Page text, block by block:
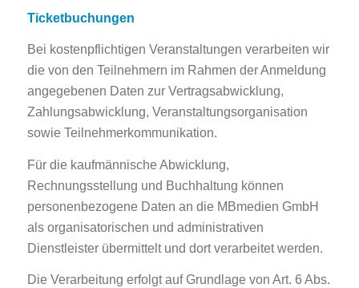
Ticketbuchungen
Bei kostenpflichtigen Veranstaltungen verarbeiten wir
die von den Teilnehmern im Rahmen der Anmeldung
angegebenen Daten zur Vertragsabwicklung,
Zahlungsabwicklung, Veranstaltungsorganisation
sowie Teilnehmerkommunikation.
Für die kaufmännische Abwicklung,
Rechnungsstellung und Buchhaltung können
personenbezogene Daten an die MBmedien GmbH
als organisatorischen und administrativen
Dienstleister übermittelt und dort verarbeitet werden.
Die Verarbeitung erfolgt auf Grundlage von Art. 6 Abs.